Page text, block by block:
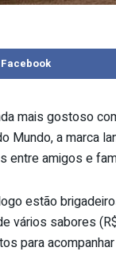
mais gostoso
Mundo, a marca
entre amigos e
estão
vários sabores
para